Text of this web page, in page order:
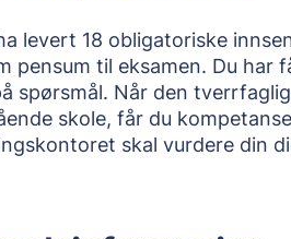
levert 18 obligatoriske
pensum til eksamen. Du har
spørsmål. Når den
skole, får du
skal vurdere din